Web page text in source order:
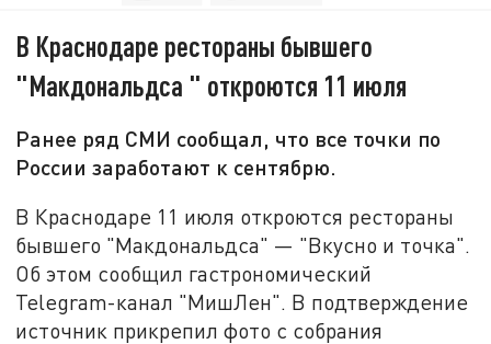
В Краснодаре рестораны бывшего
"Макдональдса " откроются 11 июля
Ранее ряд СМИ сообщал, что все точки по
России заработают к сентябрю.
В Краснодаре 11 июля откроются рестораны
бывшего "Макдональдса" — "Вкусно и точка".
Об этом сообщил гастрономический
Telegram-канал "МишЛен". В подтверждение
источник прикрепил фото с собрания